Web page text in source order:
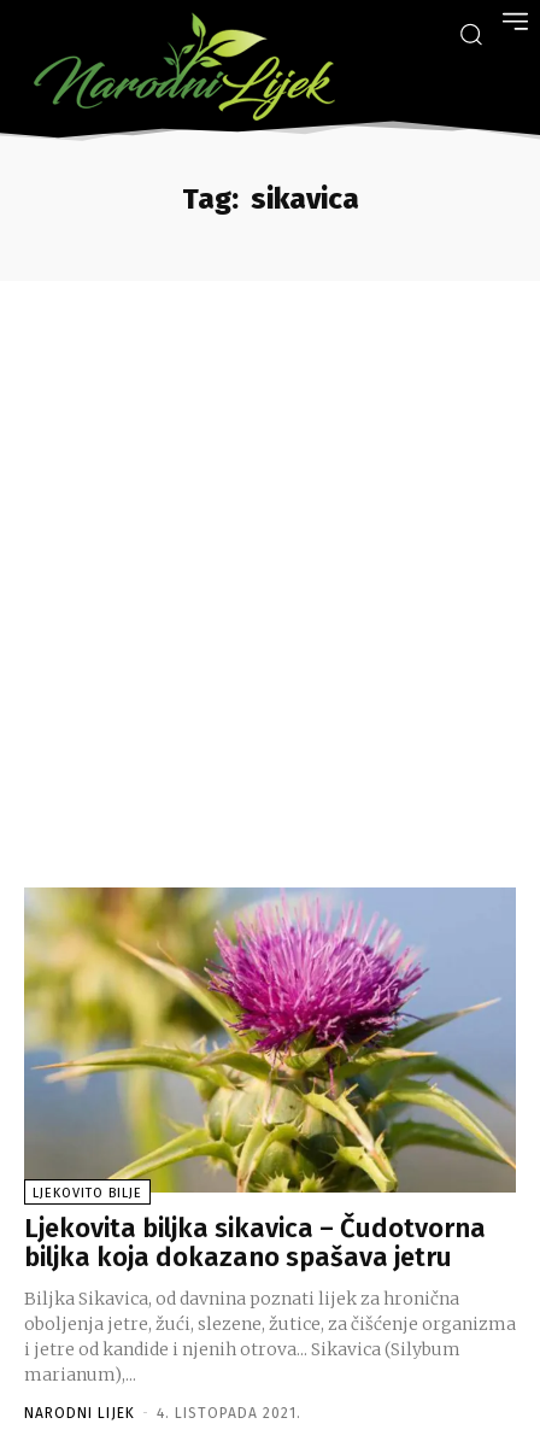
Tag: sikavica
LJEKOVITO BILJE
Ljekovita biljka sikavica – Čudotvorna
biljka koja dokazano spašava jetru
Biljka Sikavica, od davnina poznati lijek za hronična
oboljenja jetre, žući, slezene, žutice, za čišćenje organizma
i jetre od kandide i njenih otrova... Sikavica (Silybum
marianum),...
NARODNI LIJEK - 4. LISTOPADA 2021.